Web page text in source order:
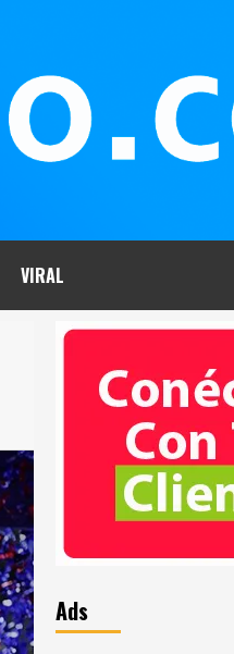
VIRAL
Ads